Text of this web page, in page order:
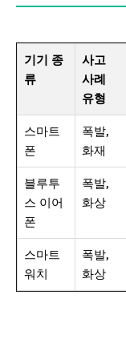
기기 종
류
사고
사례
유형
스마트
폰
폭발,
화재
블루투
스 이어
폰
폭발,
화상
스마트
워치
폭발,
화상